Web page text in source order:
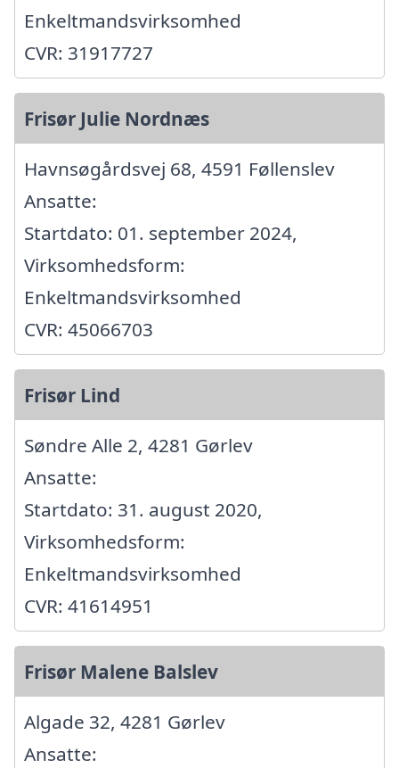
Enkeltmandsvirksomhed
CVR: 31917727
Frisør Julie Nordnæs
Havnsøgårdsvej 68, 4591 Føllenslev
Ansatte:
Startdato: 01. september 2024,
Virksomhedsform:
Enkeltmandsvirksomhed
CVR: 45066703
Frisør Lind
Søndre Alle 2, 4281 Gørlev
Ansatte:
Startdato: 31. august 2020,
Virksomhedsform:
Enkeltmandsvirksomhed
CVR: 41614951
Frisør Malene Balslev
Algade 32, 4281 Gørlev
Ansatte: